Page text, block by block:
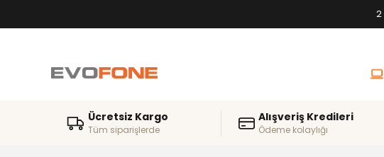
Ücretsiz Kargo
Tüm siparişlerde
Alışveriş Kredileri
Ödeme kolaylığı